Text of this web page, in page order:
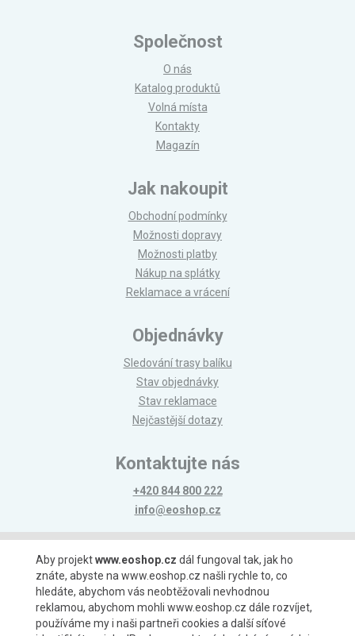
Společnost
O nás
Katalog produktů
Volná místa
Kontakty
Magazín
Jak nakoupit
Obchodní podmínky
Možnosti dopravy
Možnosti platby
Nákup na splátky
Reklamace a vrácení
Objednávky
Sledování trasy balíku
Stav objednávky
Stav reklamace
Nejčastější dotazy
Kontaktujte nás
+420 844 800 222
info@eoshop.cz
Možnosti platby
Aby projektwww.eoshop.cz dál fungoval tak, jak ho
znáte, abyste na www.eoshop.cz našli rychle to, co
hledáte, abychom vás neobtěžovali nevhodnou
reklamou, abychom mohli www.eoshop.cz dále rozvíjet,
používáme my i naši partneři cookies a další síťové